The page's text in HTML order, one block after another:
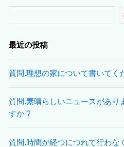
最近の投稿
質問.理想の家について書いてく
質問.素晴らしいニュースがあり
すか ?
質問.時間が経つにつれて行わな